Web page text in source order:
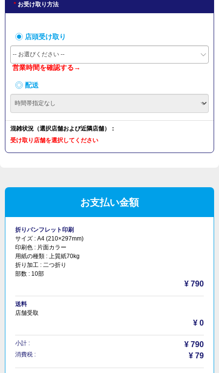
お受け取り方法
店頭受け取り
-- お選びください --
営業時間を確認する→
配送
混雑状況（選択店舗および近隣店舗）：
受け取り店舗を選択してください
お支払い金額
折りパンフレット印刷
サイズ : A4 (210×297mm)
印刷色 : 片面カラー
用紙の種類 : 上質紙70kg
折り加工 : 二つ折り
部数 : 10部
¥ 790
送料
店舗受取
¥ 0
小計 : ¥ 790
消費税 : ¥ 79